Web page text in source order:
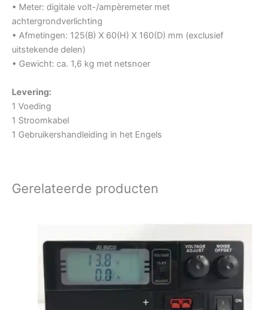
• Meter: digitale volt-/ampèremeter met
achtergrondverlichting
• Afmetingen: 125(B) X 60(H) X 160(D) mm (exclusief
uitstekende delen)
• Gewicht: ca. 1,6 kg met netsnoer
Levering:
1 Voeding
1 Stroomkabel
1 Gebruikershandleiding in het Engels
Gerelateerde producten